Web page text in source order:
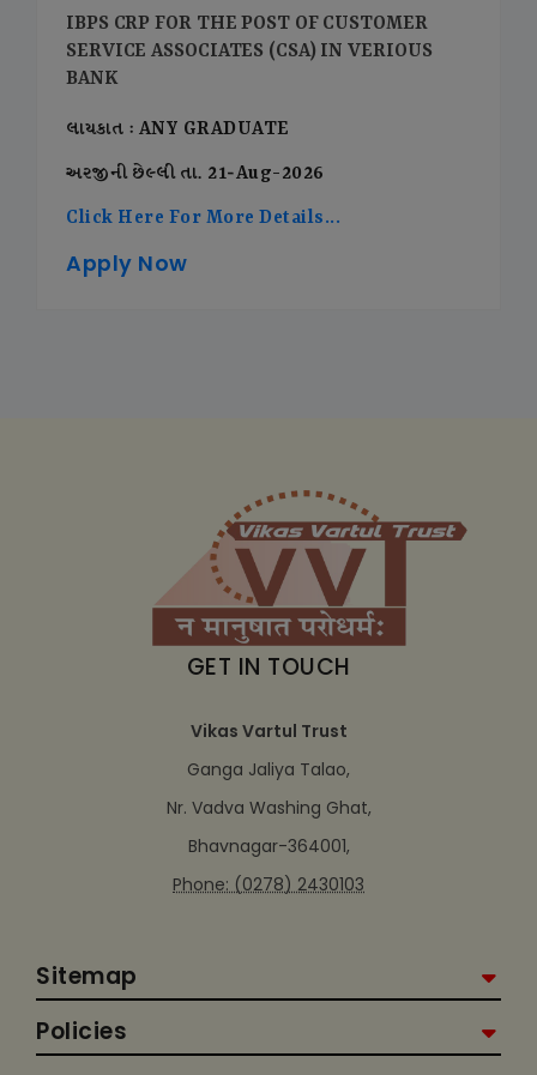
IBPS CRP FOR THE POST OF CUSTOMER
SERVICE ASSOCIATES (CSA) IN VERIOUS
BANK
લાયકાત : ANY GRADUATE
અરજીની છેલ્લી તા. 21-Aug-2026
Click Here For More Details...
Apply Now
GET IN TOUCH
Vikas Vartul Trust
Ganga Jaliya Talao,
Nr. Vadva Washing Ghat,
Bhavnagar-364001,
Phone: (0278) 2430103
Sitemap
Policies